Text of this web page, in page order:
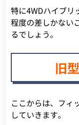
特に4WDハイブ
程度の差しかない
るでしょう。
旧
ここからは、フィ
していきます。